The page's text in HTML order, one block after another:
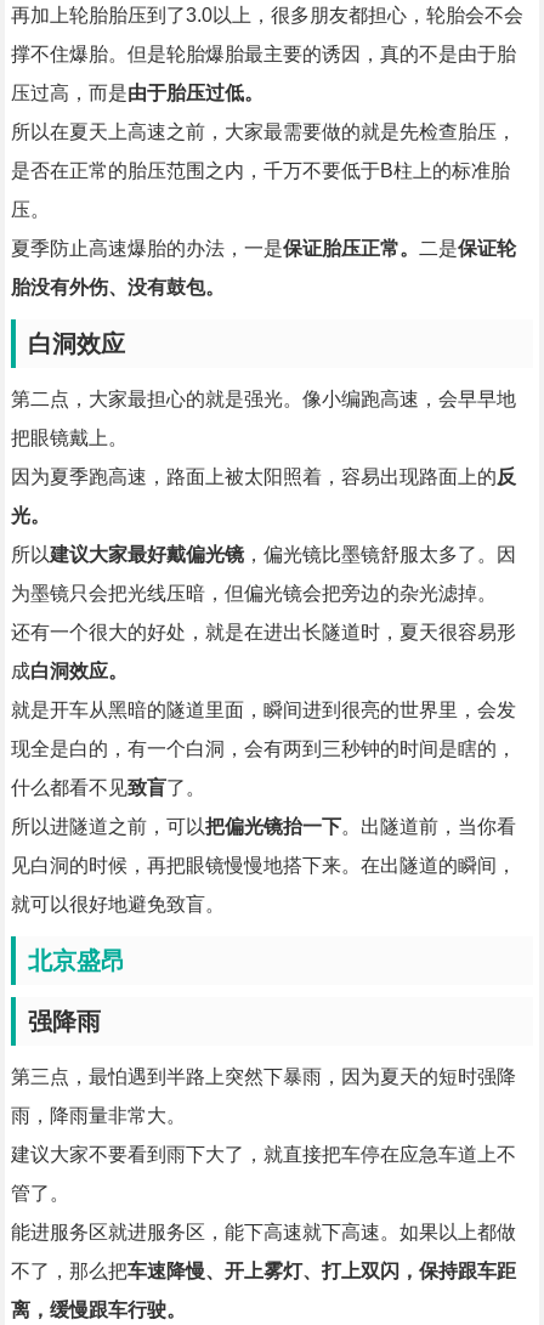
再加上轮胎胎压到了3.0以上，很多朋友都担心，轮胎会不会
撑不住爆胎。但是轮胎爆胎最主要的诱因，真的不是由于胎
压过高，而是由于胎压过低。
所以在夏天上高速之前，大家最需要做的就是先检查胎压，
是否在正常的胎压范围之内，千万不要低于B柱上的标准胎
压。
夏季防止高速爆胎的办法，一是保证胎压正常。 二是保证轮
胎没有外伤、没有鼓包。
白洞效应
第二点，大家最担心的就是强光。像小编跑高速，会早早地
把眼镜戴上。
因为夏季跑高速，路面上被太阳照着，容易出现路面上的反
光。
所以建议大家最好戴偏光镜，偏光镜比墨镜舒服太多了。因
为墨镜只会把光线压暗，但偏光镜会把旁边的杂光滤掉。
还有一个很大的好处，就是在进出长隧道时，夏天很容易形
成白洞效应。
就是开车从黑暗的隧道里面，瞬间进到很亮的世界里，会发
现全是白的，有一个白洞，会有两到三秒钟的时间是瞎的，
什么都看不见致盲了。
所以进隧道之前，可以把偏光镜抬一下。出隧道前，当你看
见白洞的时候，再把眼镜慢慢地搭下来。在出隧道的瞬间，
就可以很好地避免致盲。
北京盛昂
强降雨
第三点，最怕遇到半路上突然下暴雨，因为夏天的短时强降
雨，降雨量非常大。
建议大家不要看到雨下大了，就直接把车停在应急车道上不
管了。
能进服务区就进服务区，能下高速就下高速。如果以上都做
不了，那么把车速降慢、开上雾灯、打上双闪，保持跟车距
离，缓慢跟车行驶。